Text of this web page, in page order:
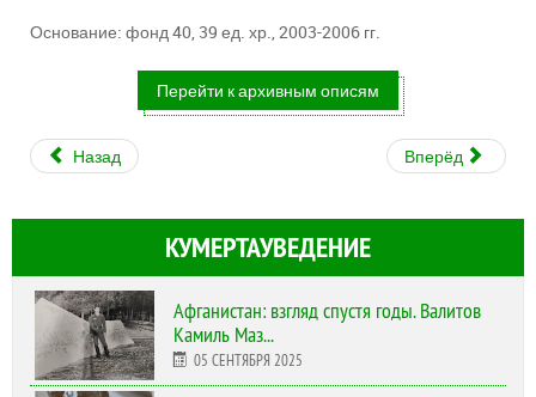
Основание: фонд 40, 39 ед. хр., 2003-2006 гг.
Перейти к архивным описям
Назад Вперёд
КУМЕРТАУВЕДЕНИЕ
Афганистан: взгляд спустя годы. Валитов
Камиль Маз...
05 СЕНТЯБРЯ 2025